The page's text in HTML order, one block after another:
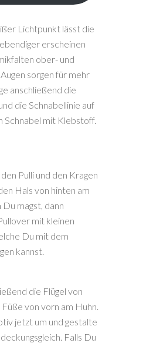
Lichtpunkt lässt die
erscheinen
ober- und
sorgen für mehr
anschließend die
die Schnabellinie auf
Schnabel mit Klebstoff.
Pulli und den Kragen
Hals von hinten am
magst, dann
mit kleinen
Du mit dem
kannst.
die Flügel von
von vorn am Huhn.
jetzt um und gestalte
Falls Du